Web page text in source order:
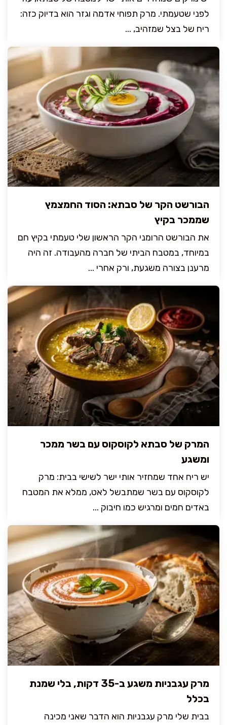
לפני שטעמתי. מרק תפוחי אדמה וגזר הוא בדיוק כזה:
ריח של בצל שמזהיב, ...
הבורשט הקר של סבתא: הסוד החמצמץ
שממכר בקיץ
את הבורשט הרומני הקר הראשון שלי טעמתי בקיץ חם
במיוחד, במטבח הביתי של חברה מהעבודה. זה היה
מרענן בצורה משגעת, ורק אחרי ...
המרק של סבתא לקוסקוס עם בשר ממכר
ומשגע
יש ריח אחד שמחזיר אותי ישר לשישי בבית: מרק
לקוסקוס עם בשר שמתבשל לאט, ממלא את המטבח
באדים חמים ומרגיש כמו חיבוק ...
מרק עגבניות משגע ב-35 דקות, בלי שמנת
בכלל
בבית שלי מרק עגבניות הוא הדבר שאני מכינה